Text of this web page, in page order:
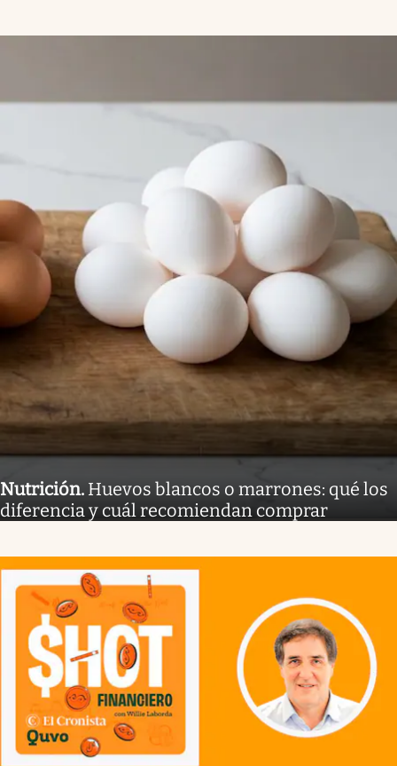
Nutrición. Huevos blancos o marrones: qué los
diferencia y cuál recomiendan comprar